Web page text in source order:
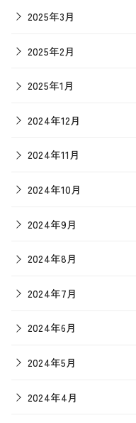
2025年3月
2025年2月
2025年1月
2024年12月
2024年11月
2024年10月
2024年9月
2024年8月
2024年7月
2024年6月
2024年5月
2024年4月